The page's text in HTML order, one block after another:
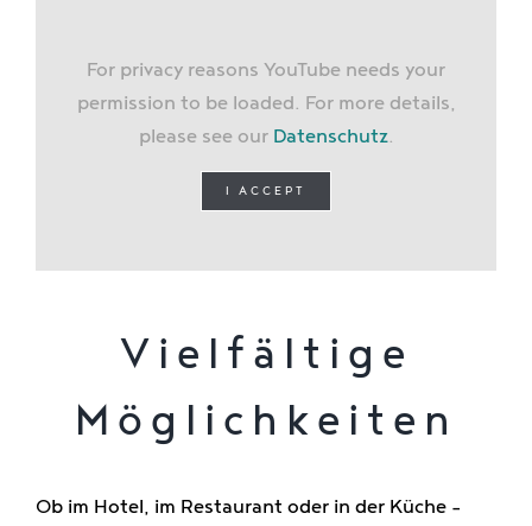
For privacy reasons YouTube needs your
permission to be loaded. For more details,
please see our Datenschutz.
I ACCEPT
Vielfältige
Möglichkeiten
Ob im Hotel, im Restaurant oder in der Küche –